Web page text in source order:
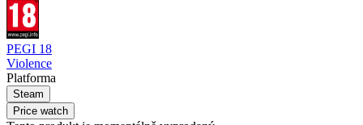
PEGI 18
Violence
Platforma
Steam
Price watch